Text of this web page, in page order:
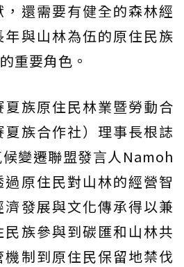
還需要有健全的森林經
與山林為伍的原住民族
重要角色。
族原住民林業暨勞動合
族合作社）理事長根誌
變遷聯盟發言人Namoh
原住民對山林的經營智
濟發展與文化傳承得以兼
族參與到碳匯和山林共
制到原住民保留地禁伐